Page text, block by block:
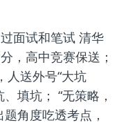
面试和笔试 清华
，高中竞赛保送；
人送外号“大坑
填坑； “无策略，
角度吃透考点，